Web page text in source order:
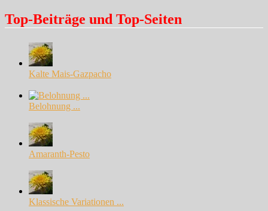
Top-Beiträge und Top-Seiten
Kalte Mais-Gazpacho
Belohnung ...
Amaranth-Pesto
Klassische Variationen ...